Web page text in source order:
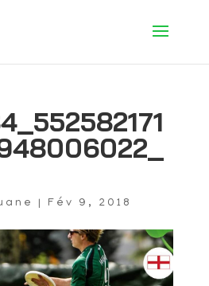
Fév 9, 2018